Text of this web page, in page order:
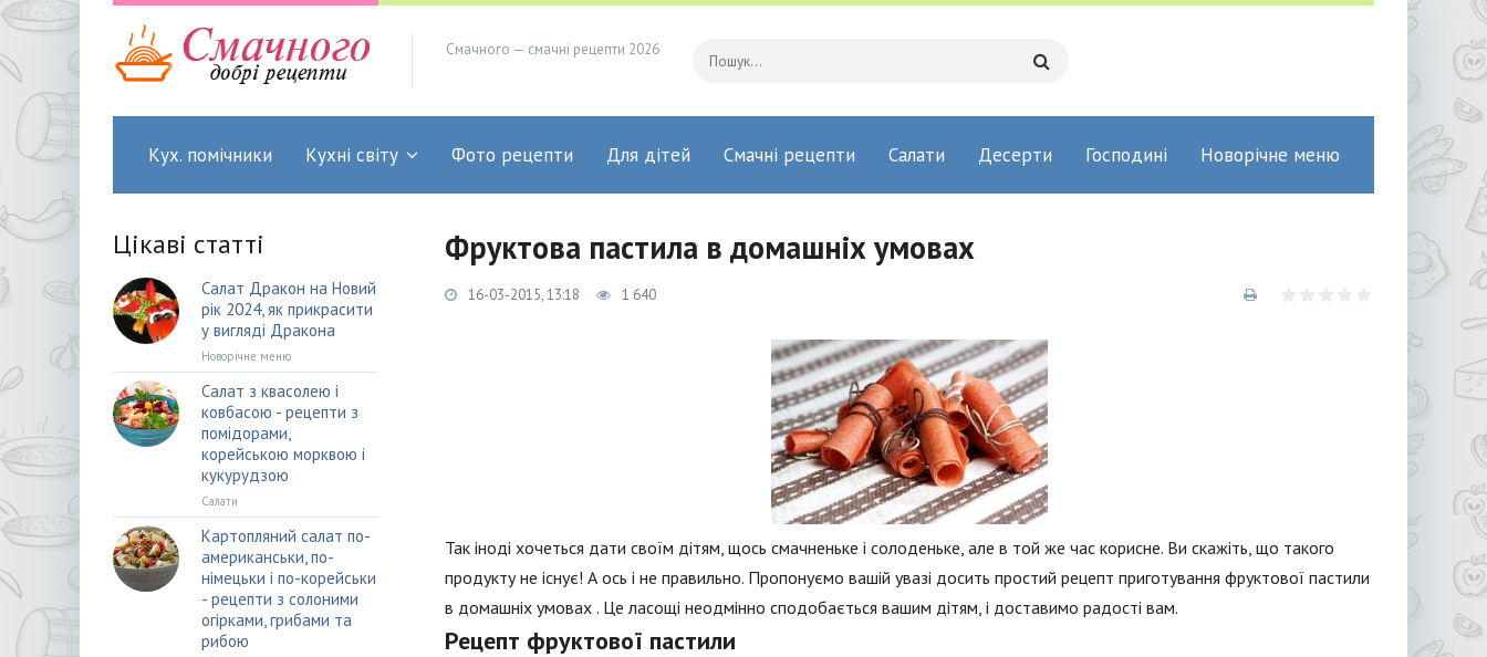
Смачного — смачні рецепти 2026
Кух. помічники Кухні світу Фото рецепти Для дітей Смачні рецепти Салати Десерти Господині Новорічне меню
Фруктова пастила в домашніх умовах
16-03-2015, 13:18 1 640
Так іноді хочеться дати своїм дітям, щось смачненьке і солоденьке, але в той же час корисне. Ви скажіть, що такого
продукту не існує! А ось і не правильно. Пропонуємо вашій увазі досить простий рецепт приготування фруктової пастили
в домашніх умовах . Це ласощі неодмінно сподобається вашим дітям, і доставимо радості вам.
Рецепт фруктової пастили
Цікаві статті
Салат Дракон на Новий
рік 2024, як прикрасити
у вигляді Дракона
Новорічне меню
Салат з квасолею і
ковбасою - рецепти з
помідорами,
корейською морквою і
кукурудзою
Салати
Картопляний салат по-
американськи, по-
німецьки і по-корейськи
- рецепти з солоними
огірками, грибами та
рибою